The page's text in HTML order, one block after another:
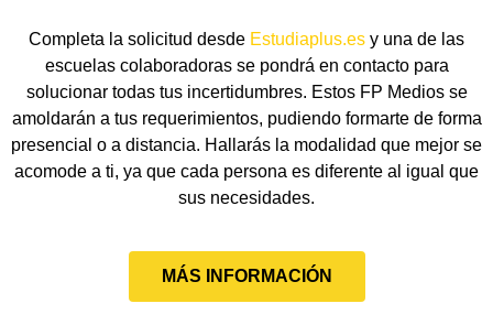
Completa la solicitud desde Estudiaplus.es y una de las
escuelas colaboradoras se pondrá en contacto para
solucionar todas tus incertidumbres. Estos FP Medios se
amoldarán a tus requerimientos, pudiendo formarte de forma
presencial o a distancia. Hallarás la modalidad que mejor se
acomode a ti, ya que cada persona es diferente al igual que
sus necesidades.
MÁS INFORMACIÓN